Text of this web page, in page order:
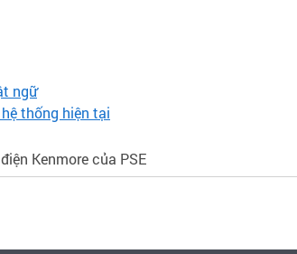
ngữ
thống hiện tại
Kenmore của PSE